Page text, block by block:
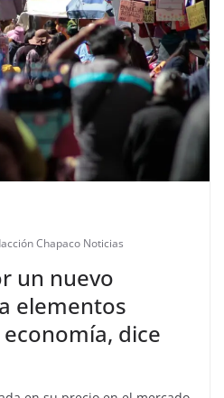
Chapaco Noticias
un nuevo
elementos
dice